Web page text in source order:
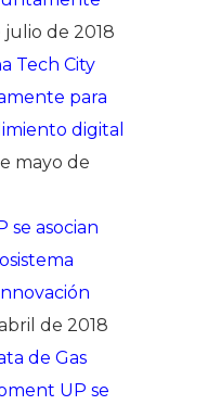
julio de 2018
Tech City
para
digital
mayo de
se asocian
de 2018
de Gas
UP se